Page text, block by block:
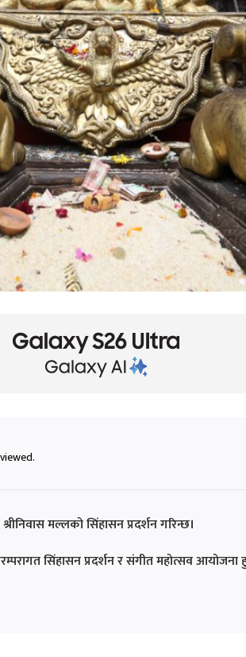
मल्लको सिंहासन प्रदर्शन गरिन्छ।
सिंहासन प्रदर्शन र संगीत महोत्सव आयोजना